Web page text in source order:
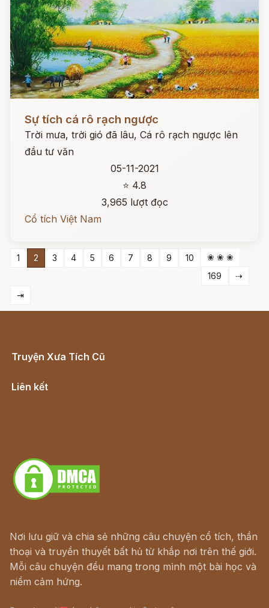
Sự tích cá rô rạch ngược
Trời mưa, trời gió đã lâu, Cá rô rạch ngược lên
đầu tư văn
05-11-2021
⭐ 4.8
3,965 lượt đọc
Cổ tích Việt Nam
1 2 3 4 5 6 7 8 9 10
❀ ❀ ❀
169
⇢
⇥
Truyện Xưa Tích Cũ
Liên kết
Nơi lưu giữ và chia sẻ những câu chuyện cổ tích, thần
thoại và truyền thuyết bất hủ từ khắp nơi trên thế giới.
Mỗi câu chuyện đều mang trong mình một bài học và
niềm cảm hứng.